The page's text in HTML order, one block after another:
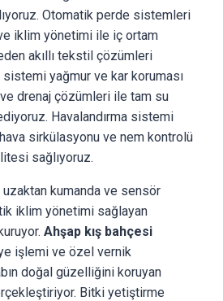
Otomatik perde sistemleri
iklim yönetimi ile iç ortam
akıllı tekstil çözümleri
sistemi yağmur ve kar koruması
drenaj çözümleri ile tam su
Havalandırma sistemi
sirkülasyonu ve nem kontrolü
sağlıyoruz.
kumanda ve sensör
iklim yönetimi sağlayan
Ahşap kış bahçesi
işlemi ve özel vernik
doğal güzelliğini koruyan
Bitki yetiştirme